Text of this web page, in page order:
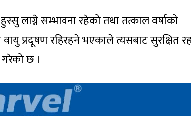
लाग्ने सम्भावना रहेको तथा तत्काल वर्षाको
प्रदूषण रहिरहने भएकाले त्यसबाट सुरक्षित
छ ।